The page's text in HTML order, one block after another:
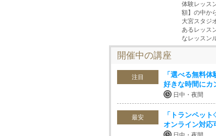
体験レッス
額】の中か
大宮スタジ
あるレッス
なレッスン
開催中の講座
注目
「選べる無料
好きな時間にカ
日中・夜間
最安
「トランペッ
オンライン対応